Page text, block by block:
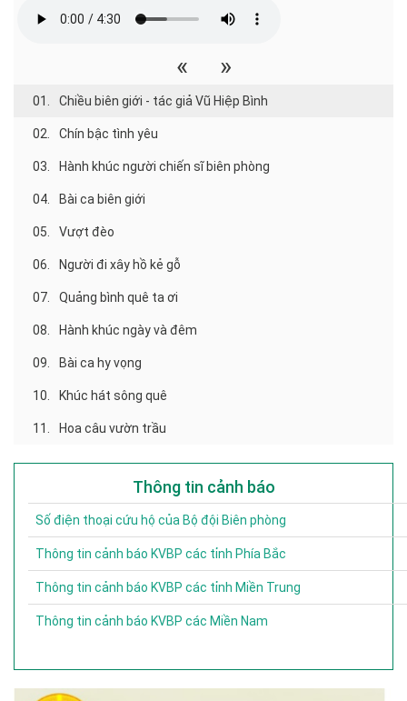
« »
01. Chiều biên giới - tác giả Vũ Hiệp Bình
02. Chín bậc tình yêu
03. Hành khúc người chiến sĩ biên phòng
04. Bài ca biên giới
05. Vượt đèo
06. Người đi xây hồ kẻ gỗ
07. Quảng bình quê ta ơi
08. Hành khúc ngày và đêm
09. Bài ca hy vọng
10. Khúc hát sông quê
11. Hoa câu vườn trầu
Thông tin cảnh báo
Số điện thoại cứu hộ của Bộ đội Biên phòng
Thông tin cảnh báo KVBP các tỉnh Phía Bắc
Thông tin cảnh báo KVBP các tỉnh Miền Trung
Thông tin cảnh báo KVBP các Miền Nam